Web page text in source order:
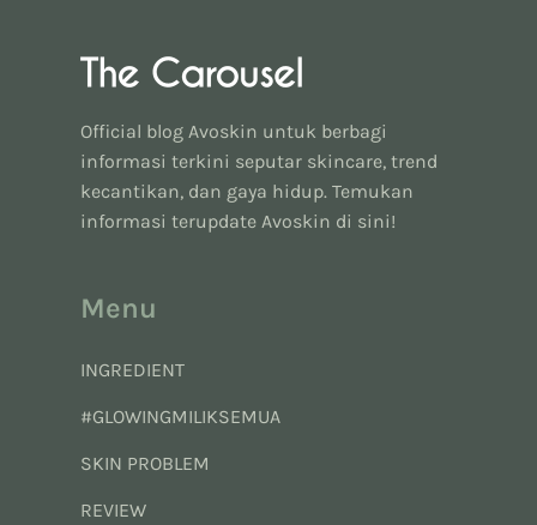
Official blog Avoskin untuk berbagi
informasi terkini seputar skincare, trend
kecantikan, dan gaya hidup. Temukan
informasi terupdate Avoskin di sini!
Menu
INGREDIENT
#GLOWINGMILIKSEMUA
SKIN PROBLEM
REVIEW